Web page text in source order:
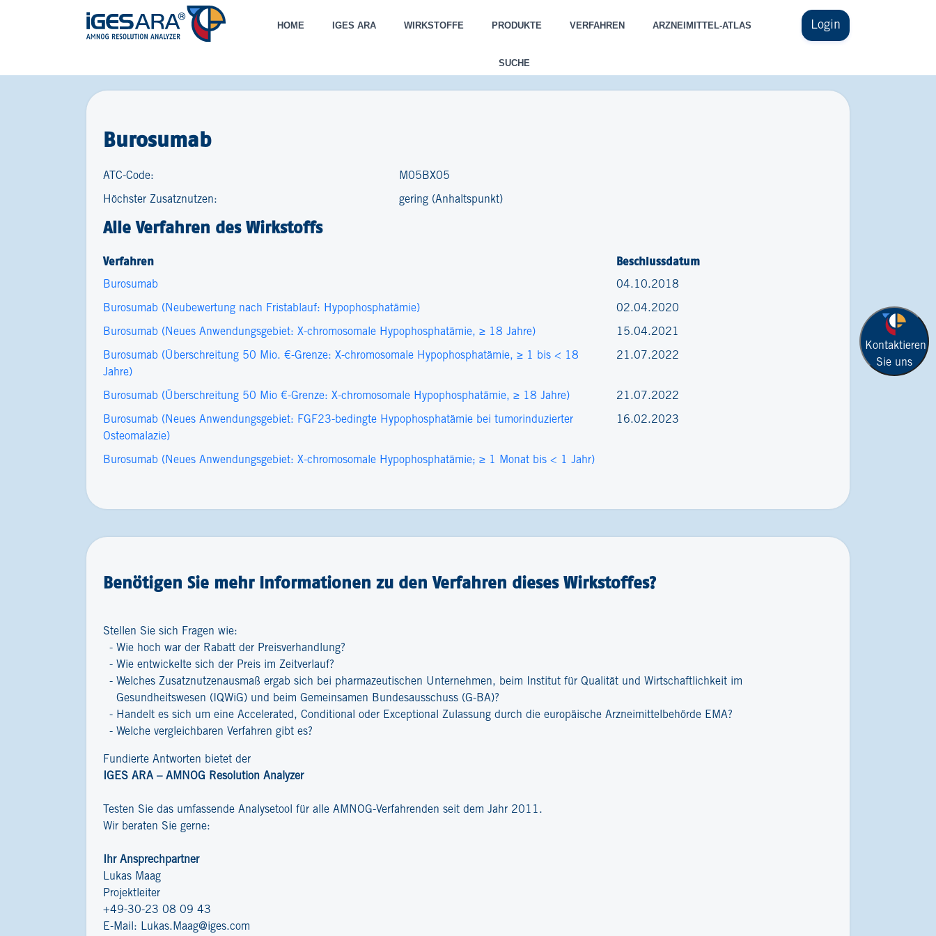
Login
HOME IGES ARA WIRKSTOFFE PRODUKTE VERFAHREN ARZNEIMITTEL-ATLAS
SUCHE
Kontaktieren
Sie uns
Burosumab
ATC-Code: M05BX05
Höchster Zusatznutzen: gering (Anhaltspunkt)
Alle Verfahren des Wirkstoffs
Verfahren Beschlussdatum
Burosumab 04.10.2018
Burosumab (Neubewertung nach Fristablauf: Hypophosphatämie) 02.04.2020
Burosumab (Neues Anwendungsgebiet: X-​chromosomale Hypophosphatämie, ≥ 18 Jahre) 15.04.2021
Burosumab (Überschreitung 50 Mio. €-Grenze: X-chromosomale Hypophosphatämie, ≥ 1 bis < 18
Jahre)
21.07.2022
Burosumab (Überschreitung 50 Mio €-Grenze: X-chromosomale Hypophosphatämie, ≥ 18 Jahre) 21.07.2022
Burosumab (Neues Anwendungsgebiet: FGF23-bedingte Hypophosphatämie bei tumorinduzierter
Osteomalazie)
16.02.2023
Burosumab (Neues Anwendungsgebiet: X-chromosomale Hypophosphatämie; ≥ 1 Monat bis < 1 Jahr)
Benötigen Sie mehr Informationen zu den Verfahren dieses Wirkstoffes?
Stellen Sie sich Fragen wie:
Wie hoch war der Rabatt der Preisverhandlung?
Wie entwickelte sich der Preis im Zeitverlauf?
Welches Zusatznutzenausmaß ergab sich bei pharmazeutischen Unternehmen, beim Institut für Qualität und Wirtschaftlichkeit im
Gesundheitswesen (IQWiG) und beim Gemeinsamen Bundesausschuss (G-BA)?
Handelt es sich um eine Accelerated, Conditional oder Exceptional Zulassung durch die europäische Arzneimittelbehörde EMA?
Welche vergleichbaren Verfahren gibt es?
Fundierte Antworten bietet der
IGES ARA – AMNOG Resolution Analyzer
Testen Sie das umfassende Analysetool für alle AMNOG-Verfahrenden seit dem Jahr 2011.
Wir beraten Sie gerne:
Ihr Ansprechpartner
Lukas Maag
Projektleiter
+49-30-23 08 09 43
E-Mail: Lukas.Maag@iges.com